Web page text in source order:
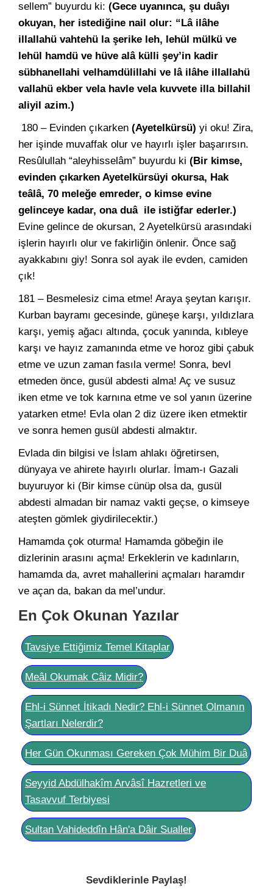
sellem” buyurdu ki: (Gece uyanınca, şu duâyı
okuyan, her istediğine nail olur: “Lâ ilâhe
illallahü vahtehü la şerike leh, lehül mülkü ve
lehül hamdü ve hüve alâ külli şey’in kadir
sübhanellahi velhamdülillahi ve lâ ilâhe illallahü
vallahü ekber vela havle vela kuvvete illa billahil
aliyil azim.)
180 – Evinden çıkarken (Ayetelkürsü) yi oku! Zira,
her işinde muvaffak olur ve hayırlı işler başarırsın.
Resûlullah “aleyhisselâm” buyurdu ki (Bir kimse,
evinden çıkarken Ayetelkürsüyi okursa, Hak
teâlâ, 70 meleğe emreder, o kimse evine
gelinceye kadar, ona duâ ile istiğfar ederler.)
Evine gelince de okursan, 2 Ayetelkürsü arasındaki
işlerin hayırlı olur ve fakirliğin önlenir. Önce sağ
ayakkabını giy! Sonra sol ayak ile evden, camiden
çık!
181 – Besmelesiz cima etme! Araya şeytan karışır.
Kurban bayramı gecesinde, güneşe karşı, yıldızlara
karşı, yemiş ağacı altında, çocuk yanında, kıbleye
karşı ve hayız zamanında etme ve horoz gibi çabuk
etme ve uzun zaman fasıla verme! Sonra, bevl
etmeden önce, gusül abdesti alma! Aç ve susuz
iken etme ve tok karnına etme ve sol yanın üzerine
yatarken etme! Evla olan 2 diz üzere iken etmektir
ve sonra hemen gusül abdesti almaktır.
Evlada din bilgisi ve İslam ahlakı öğretirsen,
dünyaya ve ahirete hayırlı olurlar. İmam-ı Gazali
buyuruyor ki (Bir kimse cünüp olsa da, gusül
abdesti almadan bir namaz vakti geçse, o kimseye
ateşten gömlek giydirilecektir.)
Hamamda çok oturma! Hamamda göbeğin ile
dizlerinin arasını açma! Erkeklerin ve kadınların,
hamamda da, avret mahallerini açmaları haramdır
ve açan da, bakan da mel’undur.
En Çok Okunan Yazılar
Tavsiye Ettiğimiz Temel Kitaplar
Meâl Okumak Câiz Midir?
Ehl-i Sünnet İtikadı Nedir? Ehl-i Sünnet Olmanın
Şartları Nelerdir?
Her Gün Okunması Gereken Çok Mühim Bir Duâ
Seyyid Abdülhakîm Arvâsî Hazretleri ve
Tasavvuf Terbiyesi
Sultan Vahideddîn Hân'a Dâir Sualler
Sevdiklerinle Paylaş!